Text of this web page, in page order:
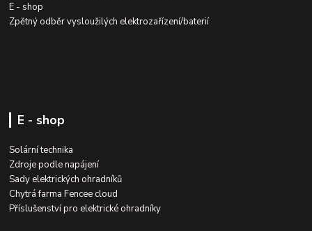
E - shop
Zpětný odběr vysloužilých elektrozařízení/baterií
E - shop
Solární technika
Zdroje podle napájení
Sady elektrických ohradníků
Chytrá farma Fencee cloud
Příslušenství pro elektrické ohradníky